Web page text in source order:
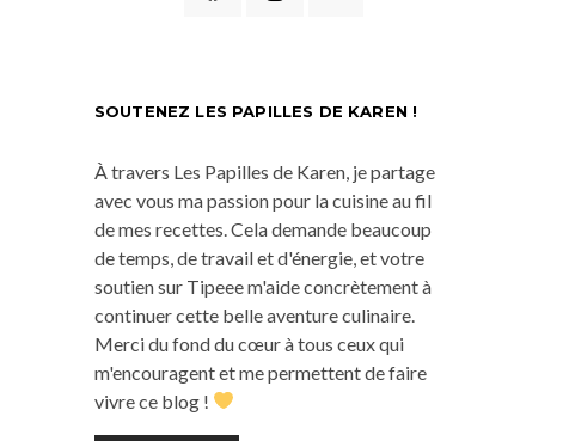
SOUTENEZ LES PAPILLES DE KAREN !
À travers Les Papilles de Karen, je partage
avec vous ma passion pour la cuisine au fil
de mes recettes. Cela demande beaucoup
de temps, de travail et d'énergie, et votre
soutien sur Tipeee m'aide concrètement à
continuer cette belle aventure culinaire.
Merci du fond du cœur à tous ceux qui
m'encouragent et me permettent de faire
vivre ce blog !